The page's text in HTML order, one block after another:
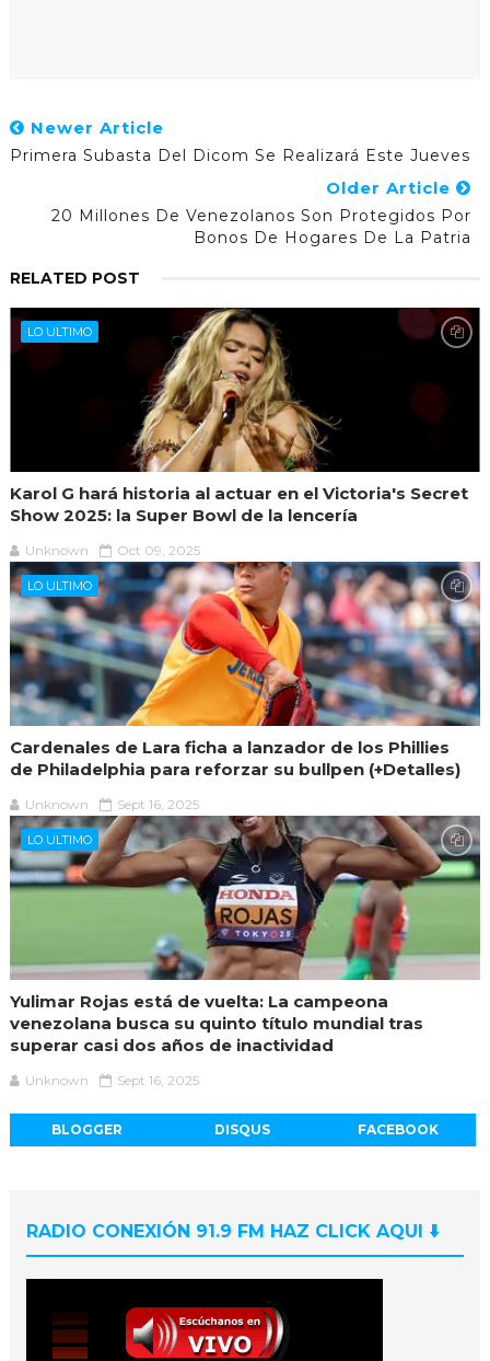
Newer Article
Primera Subasta Del Dicom Se Realizará Este Jueves
Older Article
20 Millones De Venezolanos Son Protegidos Por
Bonos De Hogares De La Patria
RELATED POST
LO ULTIMO
Karol G hará historia al actuar en el Victoria's Secret
Show 2025: la Super Bowl de la lencería
Unknown Oct 09, 2025
LO ULTIMO
Cardenales de Lara ficha a lanzador de los Phillies
de Philadelphia para reforzar su bullpen (+Detalles)
Unknown Sept 16, 2025
LO ULTIMO
Yulimar Rojas está de vuelta: La campeona
venezolana busca su quinto título mundial tras
superar casi dos años de inactividad
Unknown Sept 16, 2025
BLOGGER DISQUS FACEBOOK
RADIO CONEXIÓN 91.9 FM HAZ CLICK AQUI ⬇️